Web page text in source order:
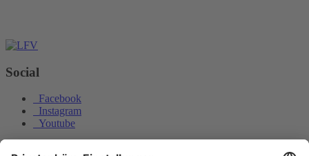
Social
Facebook
Instagram
Youtube